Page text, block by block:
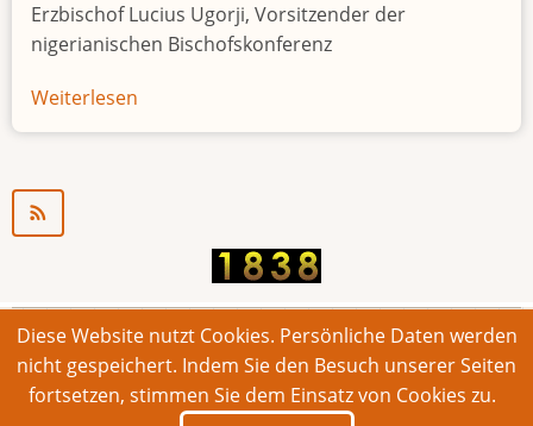
Erzbischof Lucius Ugorji, Vorsitzender der
nigerianischen Bischofskonferenz
Weiterlesen
Jugendarbeitslosigkeit
© 2026 Bonner Aufruf. Alle Rechte vorbehalten.
Footer
Impressum Kontakt Intern
Diese Website nutzt Cookies. Persönliche Daten werden
nicht gespeichert. Indem Sie den Besuch unserer Seiten
fortsetzen, stimmen Sie dem Einsatz von Cookies zu.